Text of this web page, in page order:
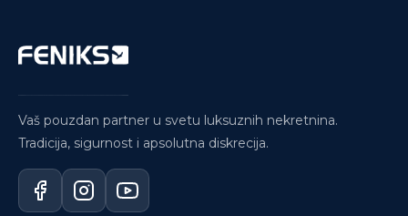
Vaš pouzdan partner u svetu luksuznih nekretnina.
Tradicija, sigurnost i apsolutna diskrecija.